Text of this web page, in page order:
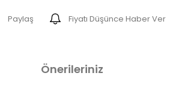
Paylaş Fiyatı Düşünce Haber Ver
Önerileriniz